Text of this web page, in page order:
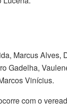
Marcus Alves,
Gadelha,
Vinícius.
com o